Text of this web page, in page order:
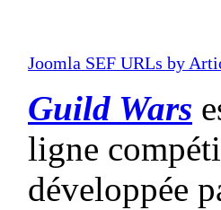
Joomla SEF URLs by
Guild Wars
ligne
développée